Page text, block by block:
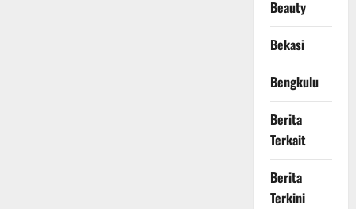
Beauty
Bekasi
Bengkulu
Berita
Terkait
Berita
Terkini